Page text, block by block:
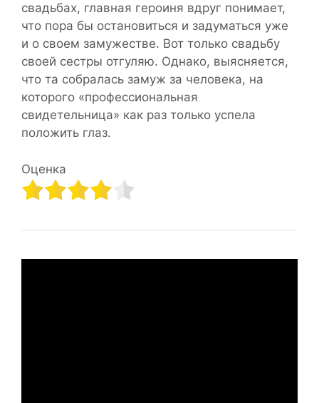
свадьбах, главная героиня вдруг понимает,
что пора бы остановиться и задуматься уже
и о своем замужестве. Вот только свадьбу
своей сестры отгуляю. Однако, выясняется,
что та собралась замуж за человека, на
которого «профессиональная
свидетельница» как раз только успела
положить глаз.
Оценка